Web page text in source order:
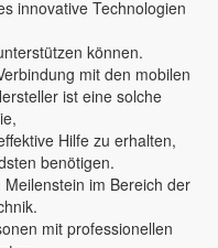
innovative Technologien
können.
mit den mobilen
ist eine solche
Hilfe zu erhalten,
benötigen.
im Bereich der
mit professionellen